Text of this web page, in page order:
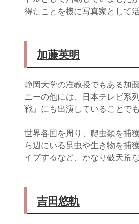
得たことを機に写真家として
加藤英明
静岡大学の准教授でもある加
ニーの他には、日本テレビ系
戦』にも出演していることで
世界各国を周り、爬虫類を捕
ら辺にいる昆虫や生き物を捕
イブするなど、かなり破天荒
吉田悠軌